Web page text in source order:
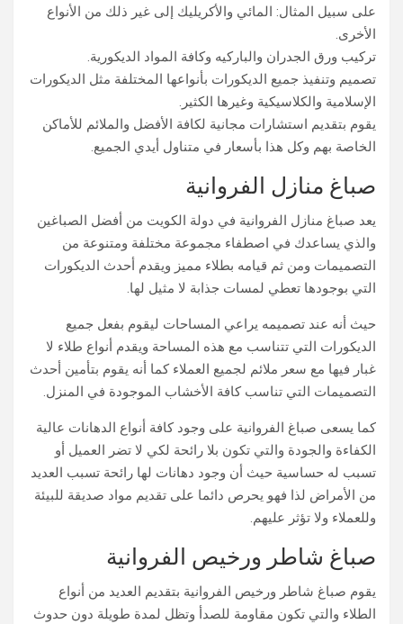
على سبيل المثال: المائي والأكريليك إلى غير ذلك من الأنواع
الأخرى.
تركيب ورق الجدران والباركيه وكافة المواد الديكورية.
تصميم وتنفيذ جميع الديكورات بأنواعها المختلفة مثل الديكورات
الإسلامية والكلاسيكية وغيرها الكثير.
يقوم بتقديم استشارات مجانية لكافة الأفضل والملائم للأماكن
الخاصة بهم وكل هذا بأسعار في متناول أيدي الجميع.
صباغ منازل الفروانية
يعد صباغ منازل الفروانية في دولة الكويت من أفضل الصباغين
والذي يساعدك في اصطفاء مجموعة مختلفة ومتنوعة من
التصميمات ومن ثم قيامه بطلاء مميز ويقدم أحدث الديكورات
التي بوجودها تعطي لمسات جذابة لا مثيل لها.
حيث أنه عند تصميمه يراعي المساحات ليقوم بفعل جميع
الديكورات التي تتناسب مع هذه المساحة ويقدم أنواع طلاء لا
غبار فيها مع سعر ملائم لجميع العملاء كما أنه يقوم بتأمين أحدث
التصميمات التي تناسب كافة الأخشاب الموجودة في المنزل.
كما يسعى صباغ الفروانية على وجود كافة أنواع الدهانات عالية
الكفاءة والجودة والتي تكون بلا رائحة لكي لا تضر العميل أو
تسبب له حساسية حيث أن وجود دهانات لها رائحة تسبب العديد
من الأمراض لذا فهو يحرص دائما على تقديم مواد صديقة للبيئة
وللعملاء ولا تؤثر عليهم.
صباغ شاطر ورخيص الفروانية
يقوم صباغ شاطر ورخيص الفروانية بتقديم العديد من أنواع
الطلاء والتي تكون مقاومة للصدأ وتظل لمدة طويلة دون حدوث